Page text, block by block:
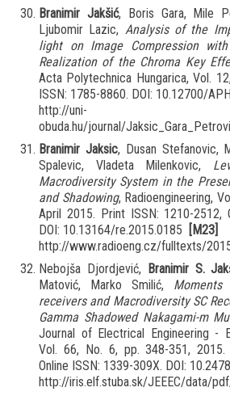
Branimir Jakšić, Boris Gara, Mile
Ljubomir Lazic, Analysis of the
light on Image Compression
Realization of the Chroma Key
Acta Polytechnica Hungarica, Vol.
ISSN: 1785-8860. DOI: 10.12700/
http://uni-
obuda.hu/journal/
Branimir Jaksic, Dusan Stefanovic,
Spalevic, Vladeta Milenkovic,
Macrodiversity System in the
and Shadowing, Radioengineering,
April 2015. Print ISSN: 1210-2512,
DOI: 10.13164/re.2015.0185
[M23]
http://www.radioeng.cz/fulltexts/
Nebojša Djordjević,
Branimir S.
Matović, Marko Smilić,
receivers and Macrodiversity SC
Gamma Shadowed Nakagami-m
Journal of Electrical Engineering -
Vol. 66, No. 6, pp. 348-351, 2015.
Online ISSN: 1339-309X. DOI:
http://iris.elf.stuba.sk/JEEEC/data/